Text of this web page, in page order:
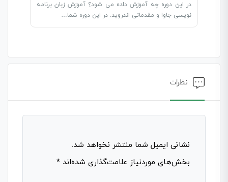
در این دوره چه آموزش داده می شود؟ آموزش زبان برنامه
نویسی جاوا و مقدماتی اندروید. در این دوره شما…
نظرات
نشانی ایمیل شما منتشر نخواهد شد.
بخش‌های موردنیاز علامت‌گذاری شده‌اند *